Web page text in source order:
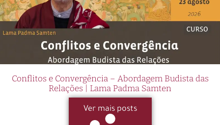
Conflitos e Convergência – Abordagem Budista das
Relações | Lama Padma Samten
Ver mais posts